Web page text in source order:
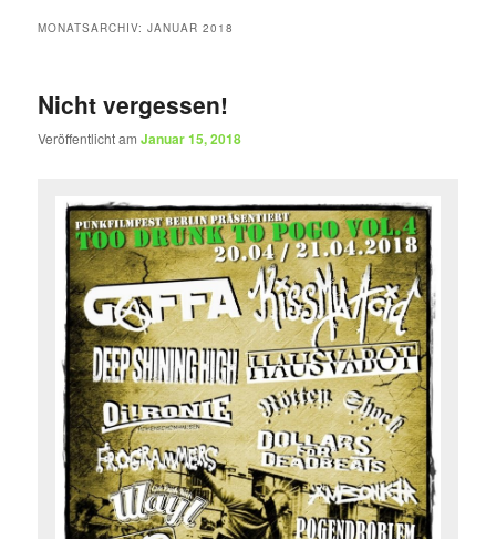
MONATSARCHIV:JANUAR 2018
Nicht vergessen!
Veröffentlicht amJanuar 15, 2018